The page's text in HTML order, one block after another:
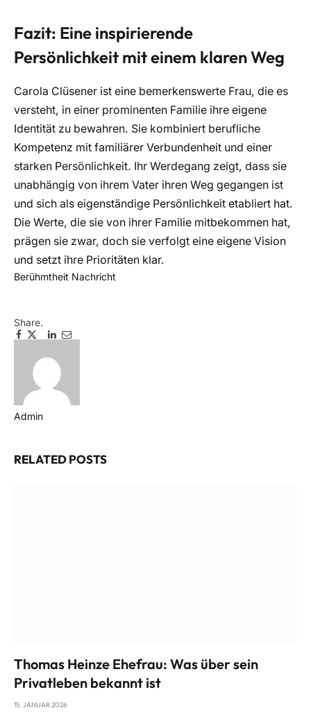
Fazit: Eine inspirierende
Persönlichkeit mit einem klaren Weg
Carola Clüsener ist eine bemerkenswerte Frau, die es
versteht, in einer prominenten Familie ihre eigene
Identität zu bewahren. Sie kombiniert berufliche
Kompetenz mit familiärer Verbundenheit und einer
starken Persönlichkeit. Ihr Werdegang zeigt, dass sie
unabhängig von ihrem Vater ihren Weg gegangen ist
und sich als eigenständige Persönlichkeit etabliert hat.
Die Werte, die sie von ihrer Familie mitbekommen hat,
prägen sie zwar, doch sie verfolgt eine eigene Vision
und setzt ihre Prioritäten klar.
Berühmtheit Nachricht
Share.
Facebook
Twitter
Pinterest
LinkedIn
EmailTelegram
Admin
RELATEDPOSTS
Thomas Heinze Ehefrau: Was über sein
Privatleben bekannt ist
15. JANUAR 2026